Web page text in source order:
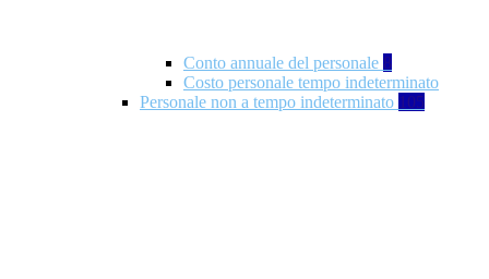
Conto annuale del personale 8
Costo personale tempo indeterminato
Personale non a tempo indeterminato 105